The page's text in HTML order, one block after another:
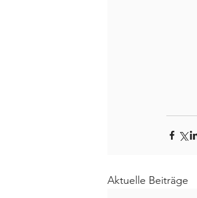
Aktuelle Beiträge